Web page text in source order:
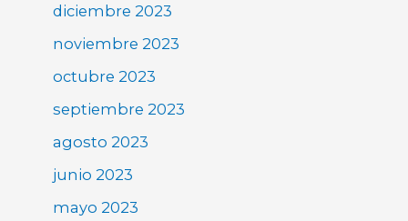
diciembre 2023
noviembre 2023
octubre 2023
septiembre 2023
agosto 2023
junio 2023
mayo 2023